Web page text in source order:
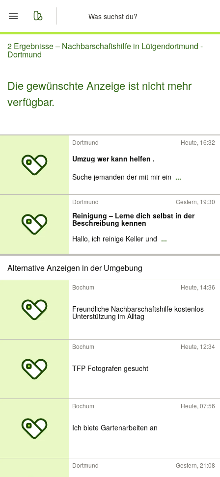
Start
Merkliste
Nachrichten
2 Ergebnisse – Nachbarschaftshilfe in Lütgendortmund -
Dortmund
Die gewünschte Anzeige ist nicht mehr
verfügbar.
Dortmund Heute, 16:32
Umzug wer kann helfen .
Suche jemanden der mit mir ein ...
Dortmund Gestern, 19:30
Reinigung – Lerne dich selbst in der
Beschreibung kennen
Hallo, ich reinige Keller und ...
Alternative Anzeigen in der Umgebung
Bochum Heute, 14:36
Freundliche Nachbarschaftshilfe kostenlos
Unterstützung im Alltag
Bochum Heute, 12:34
TFP Fotografen gesucht
Bochum Heute, 07:56
Ich biete Gartenarbeiten an
Dortmund Gestern, 21:08